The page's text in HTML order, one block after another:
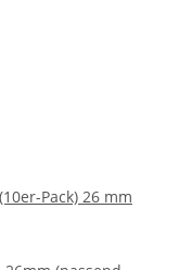
Pack) 26 mm